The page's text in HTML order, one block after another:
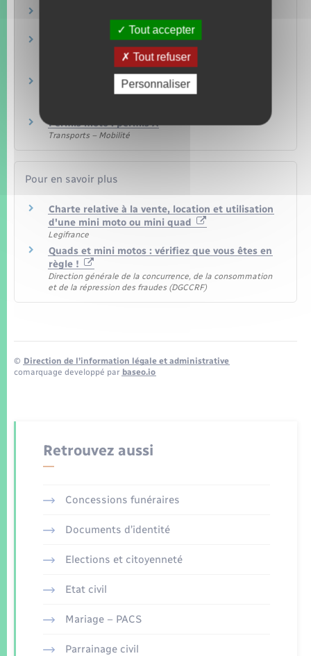
Transports – Mobilité
Permis moto : permis A1 ou permis 125 (moto
Transports – Mobilité
Permis moto : permis A2 (moto de puissance
intermédiaire)
Permis moto : permis A
Transports – Mobilité
Pour en savoir plus
Charte relative à la vente, location et utilisation
d'une mini moto ou mini quad
Legifrance
Quads et mini motos : vérifiez que vous êtes en
règle !
Direction générale de la concurrence, de la consommation
et de la répression des fraudes (DGCCRF)
© Direction de l’information légale et administrative
comarquage developpé par baseo.io
Retrouvez aussi
Concessions funéraires
Documents d’identité
Elections et citoyenneté
Etat civil
Mariage – PACS
Parrainage civil
Tout accepter
Tout refuser
Personnaliser